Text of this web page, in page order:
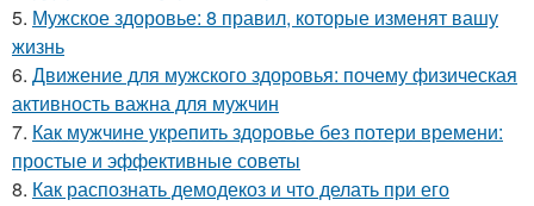
5. Мужское здоровье: 8 правил, которые изменят вашу
жизнь
6. Движение для мужского здоровья: почему физическая
активность важна для мужчин
7. Как мужчине укрепить здоровье без потери времени:
простые и эффективные советы
8. Как распознать демодекоз и что делать при его